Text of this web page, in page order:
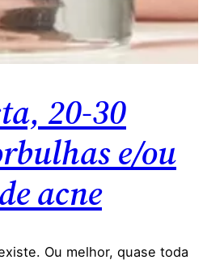
20-30
e/ou
acne
Ou melhor, quase toda